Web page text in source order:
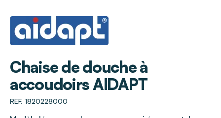
Chaise de douche à
accoudoirs AIDAPT
REF. 1820228000